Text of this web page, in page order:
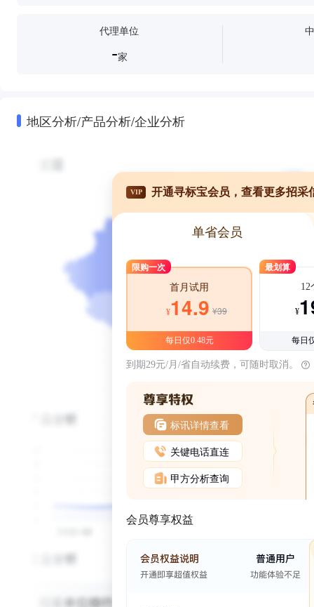
代理单位
-家
地区分析/产品分析/企业分析
VIP 开通寻标宝会员，查看更多招采
单省会员
限购一次
首月试用
¥14.9 ¥39
每日仅0.48元
最划算
12
¥
每日
到期29元/月/省自动续费，可随时取消。
标讯详情查看
关键电话直连
甲方分析查询
会员尊享权益